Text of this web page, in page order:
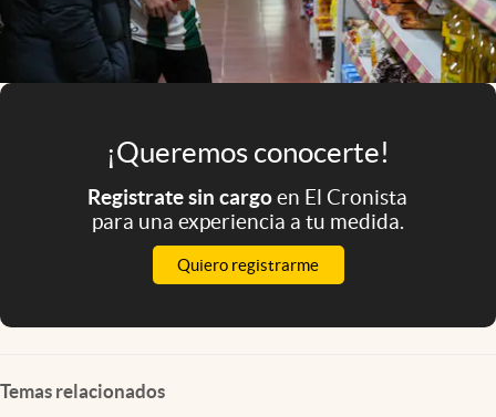
Mediakit
abre en nueva pestaña
Argentina
¡Queremos conocerte!
Registrate sin cargoen El Cronista
para una experiencia a tu medida.
Quiero registrarme
Temas relacionados